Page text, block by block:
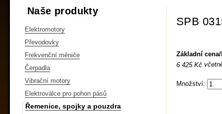
Naše produkty
Elektromotory
Převodovky
Frekvenční měniče
Čerpadla
Vibrační motory
Elektroválce pro pohon pásů
Řemenice, spojky a pouzdra
SPB
Základní
6 425 Kč
Množství: